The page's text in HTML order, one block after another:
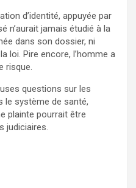
d’identité, appuyée par
n’aurait jamais étudié à la
dans son dossier, ni
loi. Pire encore, l’homme a
risque.
questions sur les
le système de santé,
plainte pourrait être
judiciaires.